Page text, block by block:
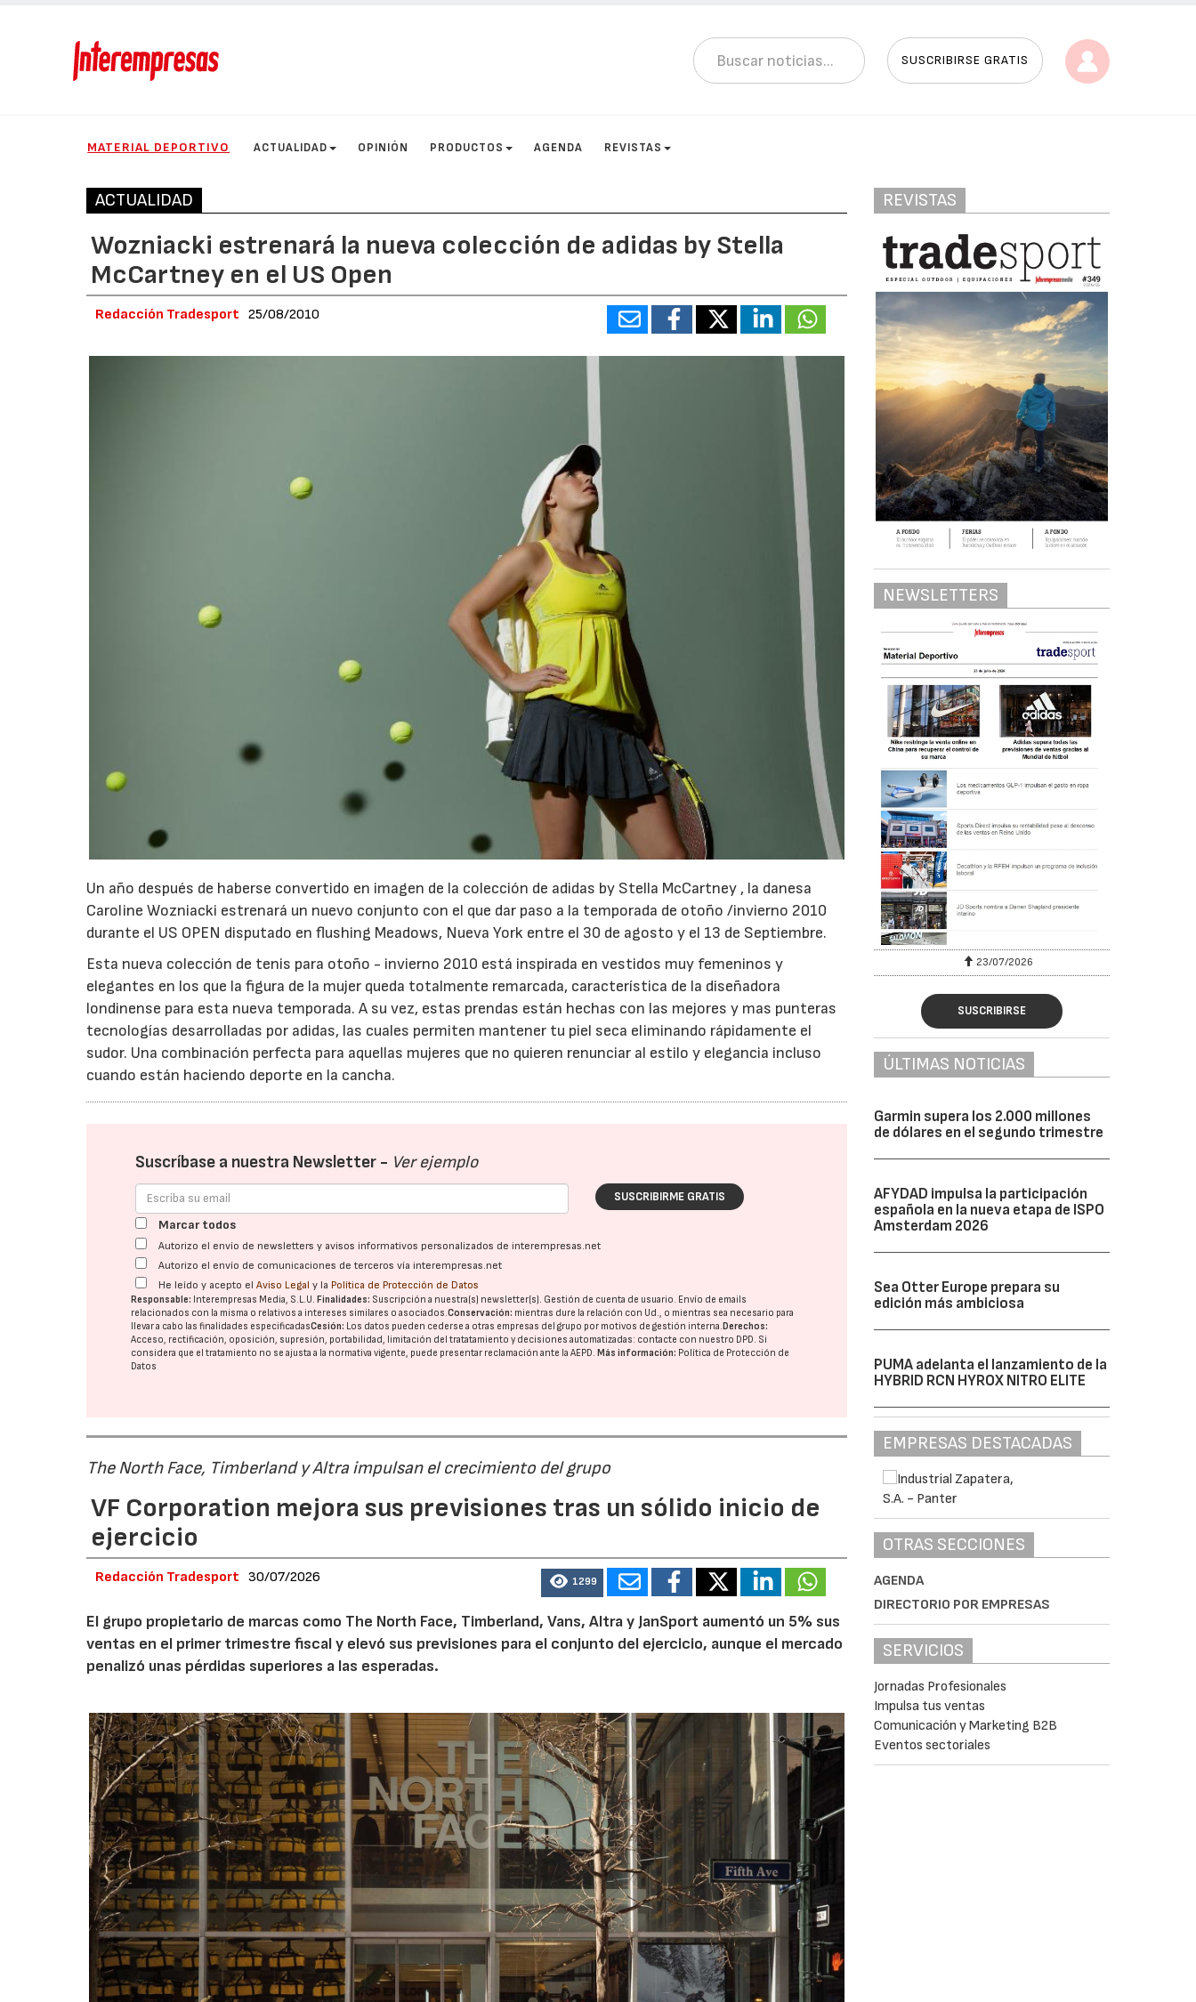
SUSCRIBIRSE GRATIS
MATERIAL DEPORTIVO ACTUALIDAD OPINIÓN PRODUCTOS AGENDA REVISTAS
ACTUALIDAD
Wozniacki estrenará la nueva colección de adidas by Stella
McCartney en el US Open
Redacción Tradesport 25/08/2010
Un año después de haberse convertido en imagen de la colección de adidas by Stella McCartney , la danesa
Caroline Wozniacki estrenará un nuevo conjunto con el que dar paso a la temporada de otoño /invierno 2010
durante el US OPEN disputado en flushing Meadows, Nueva York entre el 30 de agosto y el 13 de Septiembre.
Esta nueva colección de tenis para otoño - invierno 2010 está inspirada en vestidos muy femeninos y
elegantes en los que la figura de la mujer queda totalmente remarcada, característica de la diseñadora
londinense para esta nueva temporada. A su vez, estas prendas están hechas con las mejores y mas punteras
tecnologías desarrolladas por adidas, las cuales permiten mantener tu piel seca eliminando rápidamente el
sudor. Una combinación perfecta para aquellas mujeres que no quieren renunciar al estilo y elegancia incluso
cuando están haciendo deporte en la cancha.
Suscríbase a nuestra Newsletter - Ver ejemplo
SUSCRIBIRME GRATIS
Marcar todos
Autorizo el envío de newsletters y avisos informativos personalizados de interempresas.net
Autorizo el envío de comunicaciones de terceros vía interempresas.net
He leído y acepto elAviso Legal y la Política de Protección de Datos
Responsable: Interempresas Media, S.L.U.Finalidades: Suscripción a nuestra(s) newsletter(s). Gestión de cuenta de usuario. Envío de emails
relacionados con la misma o relativos a intereses similares o asociados.Conservación: mientras dure la relación con Ud., o mientras sea necesario para
llevar a cabo las finalidades especificadasCesión: Los datos pueden cederse a otras empresas del grupo por motivos de gestión interna.Derechos:
Acceso, rectificación, oposición, supresión, portabilidad, limitación del tratatamiento y decisiones automatizadas: contacte con nuestro DPD. Si
considera que el tratamiento no se ajusta a la normativa vigente, puede presentar reclamación ante laAEPD.Más información: Política de Protección de
Datos
The North Face, Timberland y Altra impulsan el crecimiento del grupo
VF Corporation mejora sus previsiones tras un sólido inicio de
ejercicio
Redacción Tradesport 30/07/2026 1299
El grupo propietario de marcas como The North Face, Timberland, Vans, Altra y JanSport aumentó un 5% sus
ventas en el primer trimestre fiscal y elevó sus previsiones para el conjunto del ejercicio, aunque el mercado
penalizó unas pérdidas superiores a las esperadas.
REVISTAS
NEWSLETTERS
23/07/2026 30/07/2026 23/07/2026
SUSCRIBIRSE
ÚLTIMAS NOTICIAS
Garmin supera los 2.000 millones
de dólares en el segundo trimestre
AFYDAD impulsa la participación
española en la nueva etapa de ISPO
Amsterdam 2026
Sea Otter Europe prepara su
edición más ambiciosa
PUMA adelanta el lanzamiento de la
HYBRID RCN HYROX NITRO ELITE
EMPRESAS DESTACADAS
OTRAS SECCIONES
AGENDA
DIRECTORIO POR EMPRESAS
SERVICIOS
Jornadas Profesionales
Impulsa tus ventas
Comunicación y Marketing B2B
Eventos sectoriales